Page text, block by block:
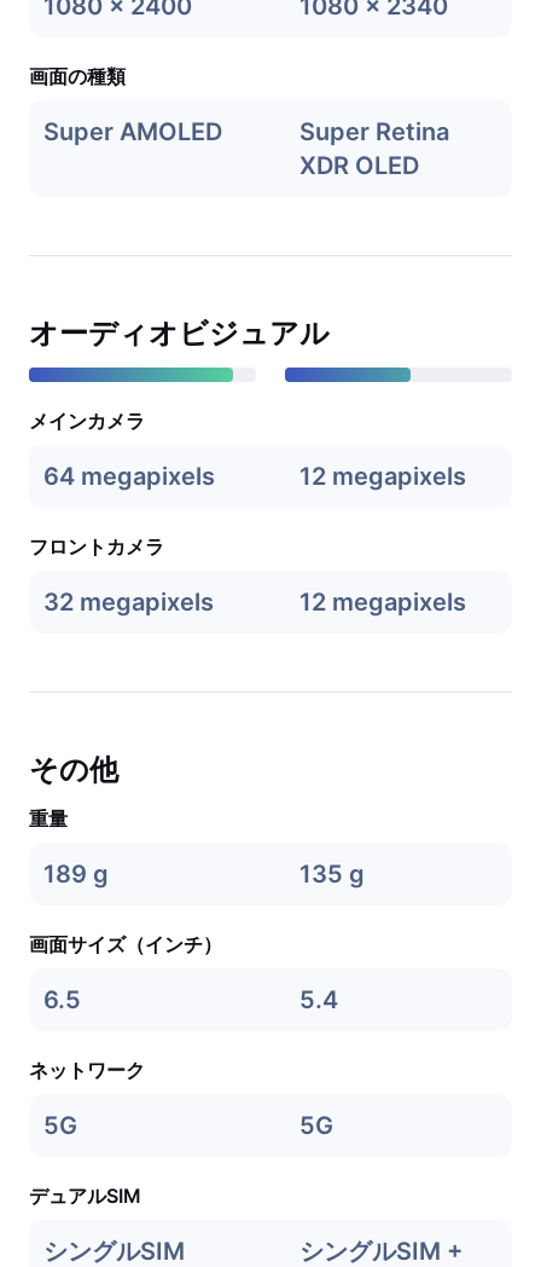
1080 x 2400 1080 x 2340
画面の種類
Super AMOLED
Super Retina
XDR OLED
オーディオビジュアル
メインカメラ
64 megapixels 12 megapixels
フロントカメラ
32 megapixels 12 megapixels
その他
重量
189 g 135 g
画面サイズ（インチ）
6.5 5.4
ネットワーク
5G 5G
デュアルSIM
シングルSIM
シングルSIM +